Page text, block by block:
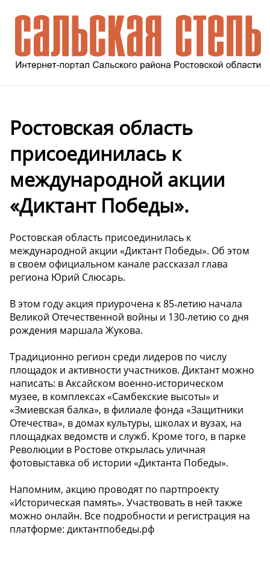
Ростовская область
присоединилась к
международной акции
«Диктант Победы».
Ростовская область присоединилась к
международной акции «Диктант Победы». Об этом
в своем официальном канале рассказал глава
региона Юрий Слюсарь.
В этом году акция приурочена к 85‑летию начала
Великой Отечественной войны и 130‑летию со дня
рождения маршала Жукова.
Традиционно регион среди лидеров по числу
площадок и активности участников. Диктант можно
написать: в Аксайском военно‑историческом
музее, в комплексах «Самбекские высоты» и
«Змиевская балка», в филиале фонда «Защитники
Отечества», в домах культуры, школах и вузах, на
площадках ведомств и служб. Кроме того, в парке
Революции в Ростове открылась уличная
фотовыставка об истории «Диктанта Победы».
Напомним, акцию проводят по партпроекту
«Историческая память». Участвовать в ней также
можно онлайн. Все подробности и регистрация на
платформе: диктантпобеды.рф